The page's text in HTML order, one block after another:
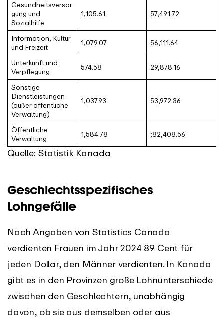
Gesundheitsversor
gung und
Sozialhilfe
1,105.61 57,491.72
Information, Kultur
und Freizeit
1,079.07 56,111.64
Unterkunft und
Verpflegung
574.58 29,878.16
Sonstige
Dienstleistungen
(außer öffentliche
Verwaltung)
1,037.93 53,972.36
Öffentliche
Verwaltung
1,584.78 ;82,408.56
Quelle: Statistik Kanada
Geschlechtsspezifisches
Lohngefälle
Nach Angaben von Statistics Canada
verdienten Frauen im Jahr 2024 89 Cent für
jeden Dollar, den Männer verdienten. In Kanada
gibt es in den Provinzen große Lohnunterschiede
zwischen den Geschlechtern, unabhängig
davon, ob sie aus demselben oder aus